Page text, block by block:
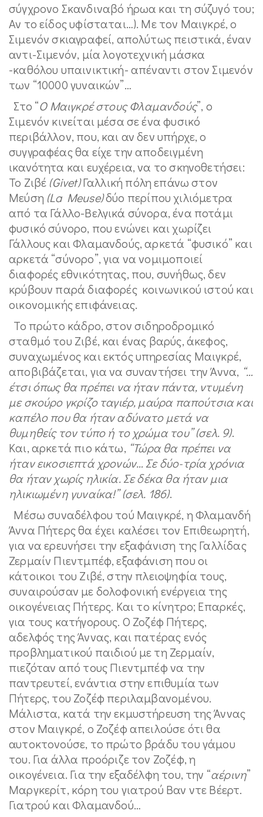
σύγχρονο Σκανδιναβό ήρωα και τη σύζυγό του;
Αν το είδος υφίσταται…). Με τον Μαιγκρέ, ο
Σιμενόν σκιαγραφεί, απολύτως πειστικά, έναν
αντι-Σιμενόν, μία λογοτεχνική μάσκα
-καθόλου υπαινικτική- απέναντι στον Σιμενόν
των “10000 γυναικών”…
Στο “Ο Μαιγκρέ στους Φλαμανδούς”, ο
Σιμενόν κινείται μέσα σε ένα φυσικό
περιβάλλον, που, και αν δεν υπήρχε, ο
συγγραφέας θα είχε την αποδειγμένη
ικανότητα και ευχέρεια, να το σκηνοθετήσει:
Το Ζιβέ (Givet)Γαλλική πόλη επάνω στον
Μεύση (La Meuse)δύο περίπου χιλιόμετρα
από τα Γάλλο-Βελγικά σύνορα, ένα ποτάμι
φυσικό σύνορο, που ενώνει και χωρίζει
Γάλλους και Φλαμανδούς, αρκετά “φυσικό” και
αρκετά “σύνορο”, για να νομιμοποιεί
διαφορές εθνικότητας, που, συνήθως, δεν
κρύβουν παρά διαφορές κοινωνικού ιστού και
οικονομικής επιφάνειας.
Το πρώτο κάδρο, στον σιδηροδρομικό
σταθμό του Ζιβέ, και ένας βαρύς, άκεφος,
συναχωμένος και εκτός υπηρεσίας Μαιγκρέ,
αποβιβάζεται, για να συναντήσει την Άννα, “…
έτσι όπως θα πρέπει να ήταν πάντα, ντυμένη
με σκούρο γκρίζο ταγιέρ, μαύρα παπούτσια και
καπέλο που θα ήταν αδύνατο μετά να
θυμηθείς τον τύπο ή το χρώμα του” (σελ. 9).
Και, αρκετά πιο κάτω, “Τώρα θα πρέπει να
ήταν εικοσιεπτά χρονών… Σε δύο-τρία χρόνια
θα ήταν χωρίς ηλικία. Σε δέκα θα ήταν μια
ηλικιωμένη γυναίκα!” (σελ. 186).
Μέσω συναδέλφου τού Μαιγκρέ, η Φλαμανδή
Άννα Πήτερς θα έχει καλέσει τον Επιθεωρητή,
για να ερευνήσει την εξαφάνιση της Γαλλίδας
Ζερμαίν Πιεντμπέφ, εξαφάνιση που οι
κάτοικοι του Ζιβέ, στην πλειοψηφία τους,
συναιρούσαν με δολοφονική ενέργεια της
οικογένειας Πήτερς. Και το κίνητρο; Επαρκές,
για τους κατήγορους. Ο Ζοζέφ Πήτερς,
αδελφός της Άννας, και πατέρας ενός
προβληματικού παιδιού με τη Ζερμαίν,
πιεζόταν από τους Πιεντμπέφ να την
παντρευτεί, ενάντια στην επιθυμία των
Πήτερς, του Ζοζέφ περιλαμβανομένου.
Μάλιστα, κατά την εκμυστήρευση της Άννας
στον Μαιγκρέ, ο Ζοζέφ απειλούσε ότι θα
αυτοκτονούσε, το πρώτο βράδυ του γάμου
του. Για άλλα προόριζε τον Ζοζέφ, η
οικογένεια. Για την εξαδέλφη του, την “αέρινη”
Μαργκερίτ, κόρη του γιατρού Βαν ντε Βέερτ.
Γιατρού και Φλαμανδού…